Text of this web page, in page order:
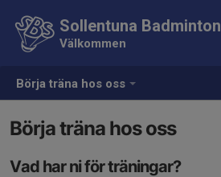
Börja träna hos oss
Sollentuna Badminton
Välkommen
Börja träna hos oss
Vad har ni för träningar?